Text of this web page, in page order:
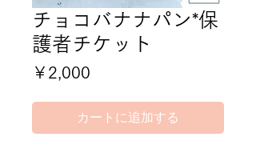
チョコバナナパン*保
護者チケット
￥2,000
カートに追加する